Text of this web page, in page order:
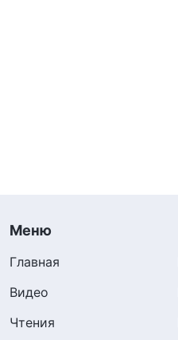
Меню
Главная
Видео
Чтения